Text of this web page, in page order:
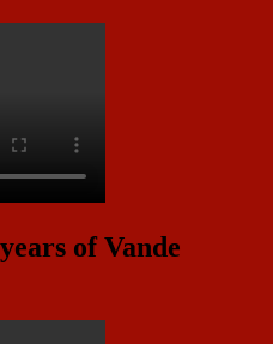
of Vande